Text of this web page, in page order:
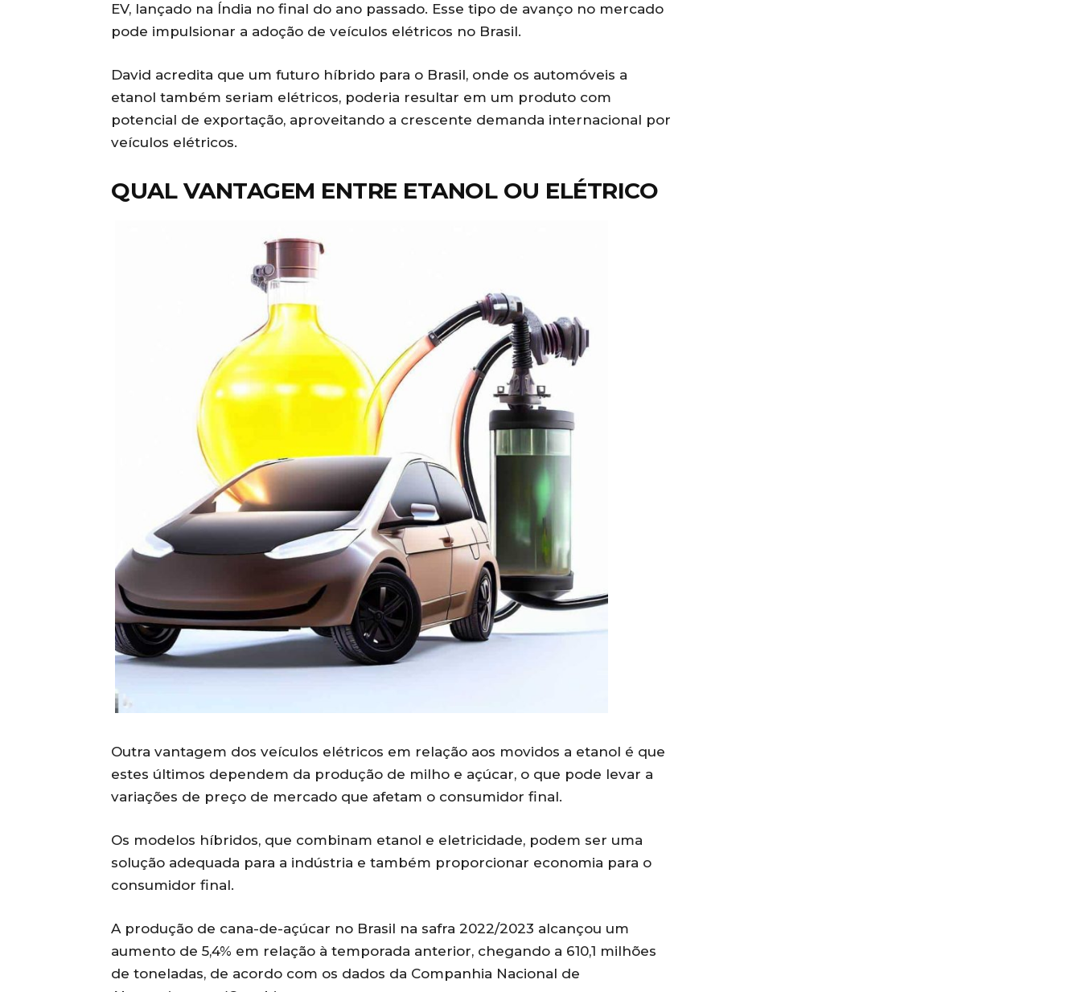
EV, lançado na Índia no final do ano passado. Esse tipo de avanço no mercado
pode impulsionar a adoção de veículos elétricos no Brasil.
David acredita que um futuro híbrido para o Brasil, onde os automóveis a
etanol também seriam elétricos, poderia resultar em um produto com
potencial de exportação, aproveitando a crescente demanda internacional por
veículos elétricos.
QUAL VANTAGEM ENTRE ETANOL OU ELÉTRICO
Outra vantagem dos veículos elétricos em relação aos movidos a etanol é que
estes últimos dependem da produção de milho e açúcar, o que pode levar a
variações de preço de mercado que afetam o consumidor final.
Os modelos híbridos, que combinam etanol e eletricidade, podem ser uma
solução adequada para a indústria e também proporcionar economia para o
consumidor final.
A produção de cana-de-açúcar no Brasil na safra 2022/2023 alcançou um
aumento de 5,4% em relação à temporada anterior, chegando a 610,1 milhões
de toneladas, de acordo com os dados da Companhia Nacional de